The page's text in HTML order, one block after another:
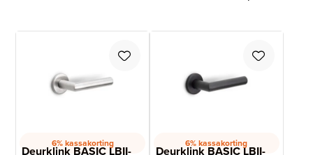
6% kassakorting
Deurklink BASIC LBII-
6% kassakorting
Deurklink BASIC LBII-